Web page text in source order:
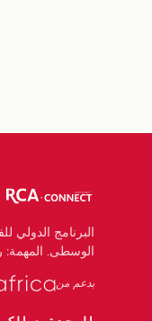
البرنامج الدولي
الوسطى. المهمة:
بدعم من